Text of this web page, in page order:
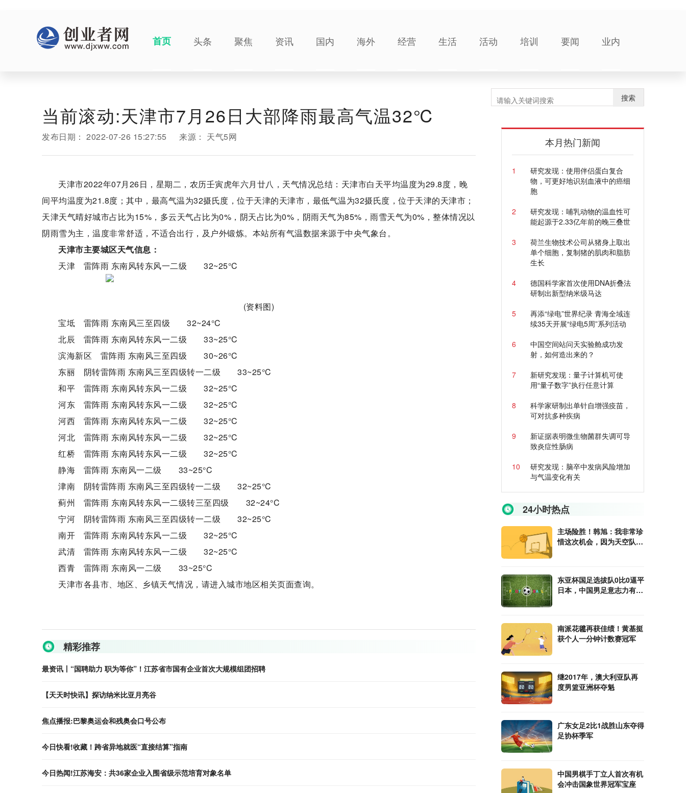
首页 头条 聚焦 资讯 国内 海外 经营 生活 活动 培训 要闻 业内
当前滚动:天津市7月26日大部降雨最高气温32℃
发布日期： 2022-07-26 15:27:55 来源： 天气5网
天津市2022年07月26日，星期二，农历壬寅虎年六月廿八，天气情况总结：天津市白天平均温度为29.8度，晚
间平均温度为21.8度；其中，最高气温为32摄氏度，位于天津的天津市，最低气温为32摄氏度，位于天津的天津市；
天津天气晴好城市占比为15%，多云天气占比为0%，阴天占比为0%，阴雨天气为85%，雨雪天气为0%，整体情况以
阴雨雪为主，温度非常舒适，不适合出行，及户外锻炼。本站所有气温数据来源于中央气象台。
天津市主要城区天气信息：
天津 雷阵雨 东南风转东风一二级 32~25°C
(资料图)
宝坻 雷阵雨 东南风三至四级 32~24°C
北辰 雷阵雨 东南风转东风一二级 33~25°C
滨海新区 雷阵雨 东南风三至四级 30~26°C
东丽 阴转雷阵雨 东南风三至四级转一二级 33~25°C
和平 雷阵雨 东南风转东风一二级 32~25°C
河东 雷阵雨 东南风转东风一二级 32~25°C
河西 雷阵雨 东南风转东风一二级 32~25°C
河北 雷阵雨 东南风转东风一二级 32~25°C
红桥 雷阵雨 东南风转东风一二级 32~25°C
静海 雷阵雨 东南风一二级 33~25°C
津南 阴转雷阵雨 东南风三至四级转一二级 32~25°C
蓟州 雷阵雨 东南风转东风一二级转三至四级 32~24°C
宁河 阴转雷阵雨 东南风三至四级转一二级 32~25°C
南开 雷阵雨 东南风转东风一二级 32~25°C
武清 雷阵雨 东南风转东风一二级 32~25°C
西青 雷阵雨 东南风一二级 33~25°C
天津市各县市、地区、乡镇天气情况，请进入城市地区相关页面查询。
精彩推荐
最资讯丨“国聘助力 职为等你”！江苏省市国有企业首次大规模组团招聘
【天天时快讯】探访纳米比亚月亮谷
焦点播报:巴黎奥运会和残奥会口号公布
今日快看!收藏！跨省异地就医“直接结算”指南
今日热闻!江苏海安：共36家企业入围省级示范培育对象名单
搜索
本月热门新闻
1
研究发现：使用伴侣蛋白复合
物，可更好地识别血液中的癌细
胞
2
研究发现：哺乳动物的温血性可
能起源于2.33亿年前的晚三叠世
3
荷兰生物技术公司从猪身上取出
单个细胞，复制猪的肌肉和脂肪
生长
4
德国科学家首次使用DNA折叠法
研制出新型纳米级马达
5
再添“绿电”世界纪录 青海全域连
续35天开展“绿电5周”系列活动
6
中国空间站问天实验舱成功发
射，如何造出来的？
7
新研究发现：量子计算机可使
用“量子数字”执行任意计算
8
科学家研制出单针自增强疫苗，
可对抗多种疾病
9
新证据表明微生物菌群失调可导
致炎症性肠病
10
研究发现：脑卒中发病风险增加
与气温变化有关
24小时热点
主场险胜！韩旭：我非常珍
惜这次机会，因为天空队是
东亚杯国足选拔队0比0逼平
日本，中国男足意志力有进
南派花毽再获佳绩！黄基挺
获个人一分钟计数赛冠军
继2017年，澳大利亚队再
度男篮亚洲杯夺魁
广东女足2比1战胜山东夺得
足协杯季军
中国男棋手丁立人首次有机
会冲击国象世界冠军宝座